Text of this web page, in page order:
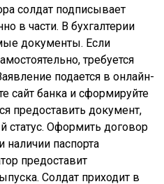
солдат подписывает
в части. В бухгалтерии
документы. Если
требуется
подается в онлайн-
сайт банка и сформируйте
предоставить документ,
Оформить договор
паспорта
предоставит
Солдат приходит в